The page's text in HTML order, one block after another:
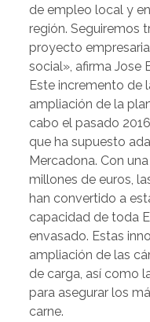
de empleo local y
región. Seguiremos
proyecto
social», afirma Jose
Este incremento de
ampliación de la
cabo el pasado
que ha supuesto
Mercadona. Con
millones de euros,
han convertido a
capacidad de toda
envasado. Estas
ampliación de las
de carga, así como
para asegurar los
carne.